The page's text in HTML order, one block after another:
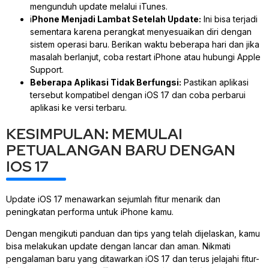
mengunduh update melalui iTunes.
i Phone Menjadi Lambat Setelah Update: Ini bisa terjadi
sementara karena perangkat menyesuaikan diri dengan
sistem operasi baru. Berikan waktu beberapa hari dan jika
masalah berlanjut, coba restart iPhone atau hubungi Apple
Support.
Beberapa Aplikasi Tidak Berfungsi: Pastikan aplikasi
tersebut kompatibel dengan iOS 17 dan coba perbarui
aplikasi ke versi terbaru.
KESIMPULAN: MEMULAI
PETUALANGAN BARU DENGAN
IOS 17
Update iOS 17 menawarkan sejumlah fitur menarik dan
peningkatan performa untuk iPhone kamu.
Dengan mengikuti panduan dan tips yang telah dijelaskan, kamu
bisa melakukan update dengan lancar dan aman. Nikmati
pengalaman baru yang ditawarkan iOS 17 dan terus jelajahi fitur-